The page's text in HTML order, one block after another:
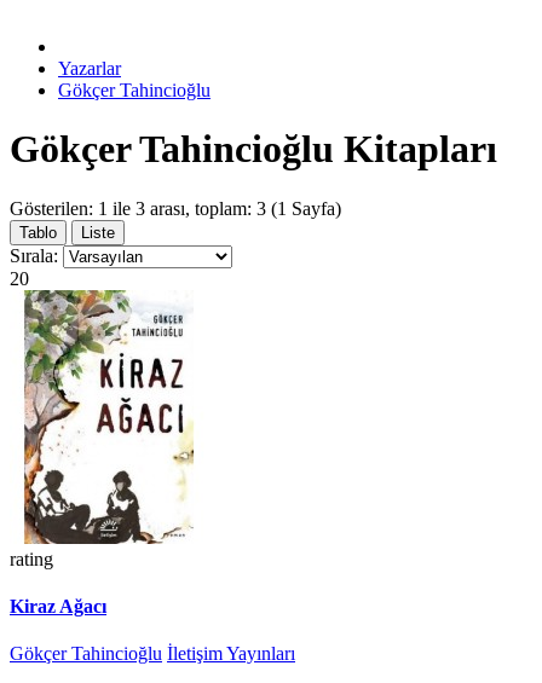
Yazarlar
Gökçer Tahincioğlu
Gökçer Tahincioğlu Kitapları
Gösterilen: 1 ile 3 arası, toplam: 3 (1 Sayfa)
Tablo Liste
Sırala:
20
rating
Kiraz Ağacı
Gökçer Tahincioğlu İletişim Yayınları